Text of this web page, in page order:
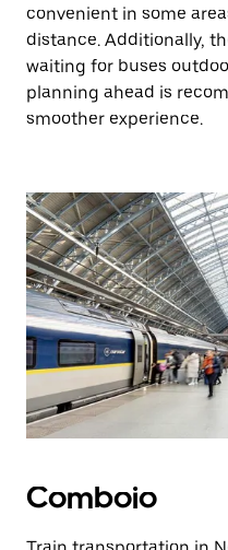
convenient in some
distance. Additionally,
waiting for buses
planning ahead is
smoother experience.
Comboio